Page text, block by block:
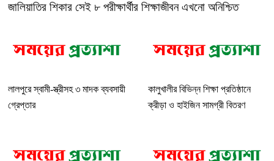
জালিয়াতির শিকার সেই ৮ পরীক্ষার্থীর শিক্ষাজীবন এখনো অনিশ্চিত
লালপুরে স্বামী-স্ত্রীসহ ৩ মাদক ব্যবসায়ী
গ্রেপ্তার
কালুখালীর বিভিন্ন শিক্ষা প্রতিষ্ঠানে
ক্রীড়া ও হাইজিন সামগ্রী বিতরণ